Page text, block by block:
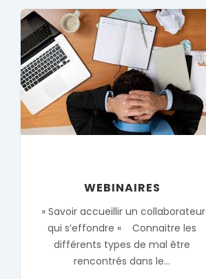
WEBINAIRES
Non classé
WEBINAIRES
» Savoir accueillir un collaborateur
qui s’effondre « Connaitre les
différents types de mal être
rencontrés dans le...